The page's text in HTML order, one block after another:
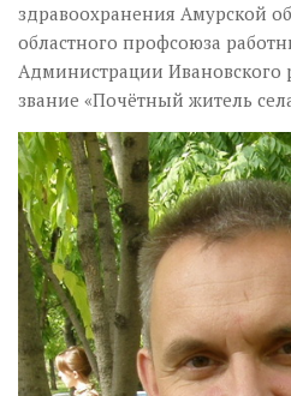
здравоохранения Амурской
областного профсоюза
Администрации Ивановского
звание «Почётный житель